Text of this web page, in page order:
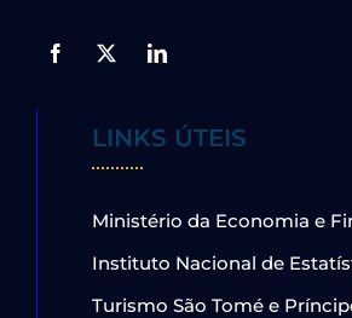
LINKS ÚTEIS
Ministério da Economia e
Instituto Nacional de
Turismo São Tomé e